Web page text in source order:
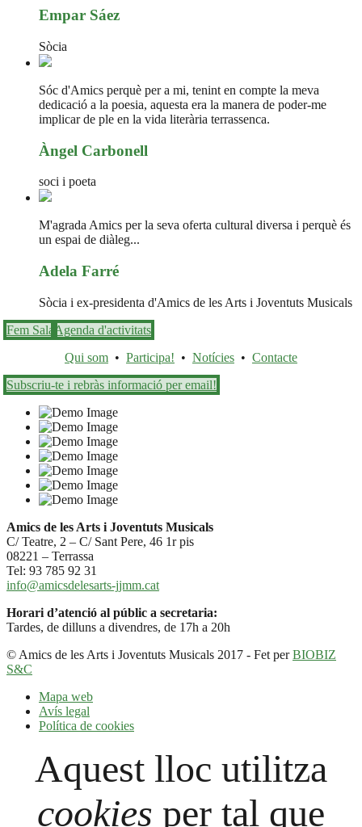
Empar Sáez
Sòcia
Sóc d'Amics perquè per a mi, tenint en compte la meva
dedicació a la poesia, aquesta era la manera de poder-me
implicar de ple en la vida literària terrassenca.
Àngel Carbonell
soci i poeta
M'agrada Amics per la seva oferta cultural diversa i perquè és
un espai de diàleg...
Adela Farré
Sòcia i ex-presidenta d'Amics de les Arts i Joventuts Musicals
Fem Sala Agenda d'activitats
Qui som • Participa! • Notícies • Contacte
Subscriu-te i rebràs informació per email!
Amics de les Arts i Joventuts Musicals
C/ Teatre, 2 – C/ Sant Pere, 46 1r pis
08221 – Terrassa
Tel: 93 785 92 31
info@amicsdelesarts-jjmm.cat
Horari d’atenció al públic a secretaria:
Tardes, de dilluns a divendres, de 17h a 20h
© Amics de les Arts i Joventuts Musicals 2017 - Fet perBIOBIZ
S&C
Mapa web
Avís legal
Política de cookies
Aquest lloc utilitza
cookies per tal que